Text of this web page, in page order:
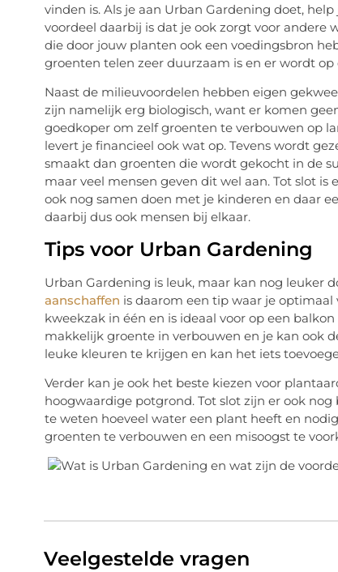
vinden is. Als je aan Urban Gardening doet,
voordeel daarbij is dat je ook zorgt voor andere
die door jouw planten ook een voedingsbron
groenten telen zeer duurzaam is en er wordt
Naast de milieuvoordelen hebben eigen
zijn namelijk erg biologisch, want er komen
goedkoper om zelf groenten te verbouwen op
levert je financieel ook wat op. Tevens wordt
smaakt dan groenten die wordt gekocht in de
maar veel mensen geven dit wel aan. Tot slot
ook nog samen doen met je kinderen en daar
daarbij dus ook mensen bij elkaar.
Tips voor Urban Gardening
Urban Gardening is leuk, maar kan nog leuker
aanschaffen is daarom een tip waar je
kweekzak in één en is ideaal voor op een
makkelijk groente in verbouwen en je kan ook
leuke kleuren te krijgen en kan het iets
Verder kan je ook het beste kiezen voor
hoogwaardige potgrond. Tot slot zijn er ook
te weten hoeveel water een plant heeft en
groenten te verbouwen en een misoogst te
Veelgestelde vragen